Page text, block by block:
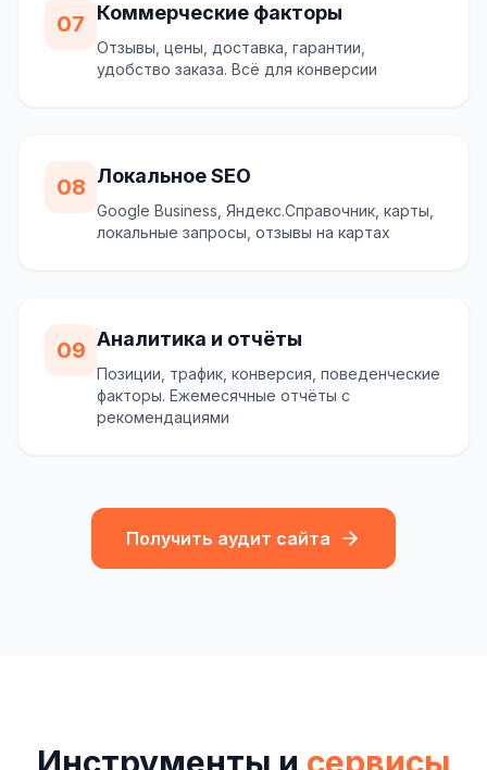
07 Коммерческие факторы
Отзывы, цены, доставка, гарантии,
удобство заказа. Всё для конверсии
08 Локальное SEO
Google Business, Яндекс.Справочник, карты,
локальные запросы, отзывы на картах
09 Аналитика и отчёты
Позиции, трафик, конверсия, поведенческие
факторы. Ежемесячные отчёты с
рекомендациями
Получить аудит сайта